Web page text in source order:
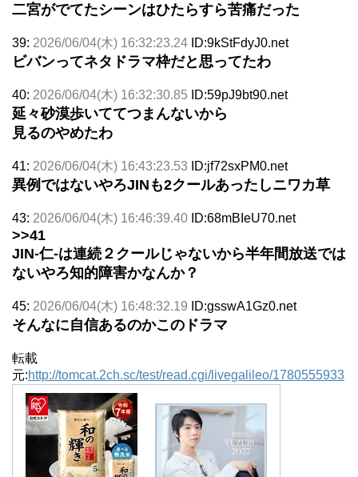
二宮がでてたシーンはひたらすら苦痛だった
39: 2026/06/04(木) 16:32:23.24 ID:9kStFdyJ0.net
ビバンってネタドラマ枠だと思ってたわ
40: 2026/06/04(木) 16:32:30.85 ID:59pJ9bt90.net
延々砂漠歩いててつまんないから
見るのやめたわ
41: 2026/06/04(木) 16:43:23.53 ID:jf72sxPM0.net
異例ではないやろJINも2クールあったしニワカ草
43: 2026/06/04(木) 16:46:39.40 ID:68mBIeU70.net
>>41
JIN-仁-は連続２クールじゃないから半年間放送では
ないやろ知的障害かなんか？
45: 2026/06/04(木) 16:48:32.19 ID:gsswA1Gz0.net
そんなに自信あるのかこのドラマ
転載
元:http://tomcat.2ch.sc/test/read.cgi/livegalileo/1780555933